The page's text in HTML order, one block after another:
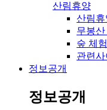
산림휴양
산림휴
무봉
숲 체
관련사
정보공개
정보공개